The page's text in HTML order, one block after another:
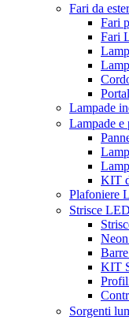
Fari da
Fari
Fari
Lampade
Lampade
KIT
Plafoniere
Strisce
KIT
Sorgenti